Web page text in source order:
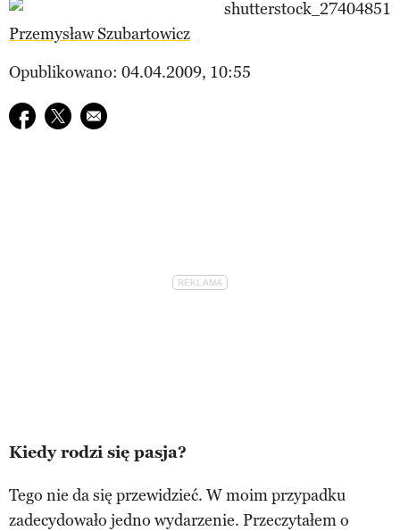
Przemysław Szubartowicz
Opublikowano: 04.04.2009, 10:55
Udostępnij na facebook
Udostępnij na twitter
E-mail do przyjaciela
Kiedy rodzi się pasja?
Tego nie da się przewidzieć. W moim przypadku
zadecydowało jedno wydarzenie. Przeczytałem o